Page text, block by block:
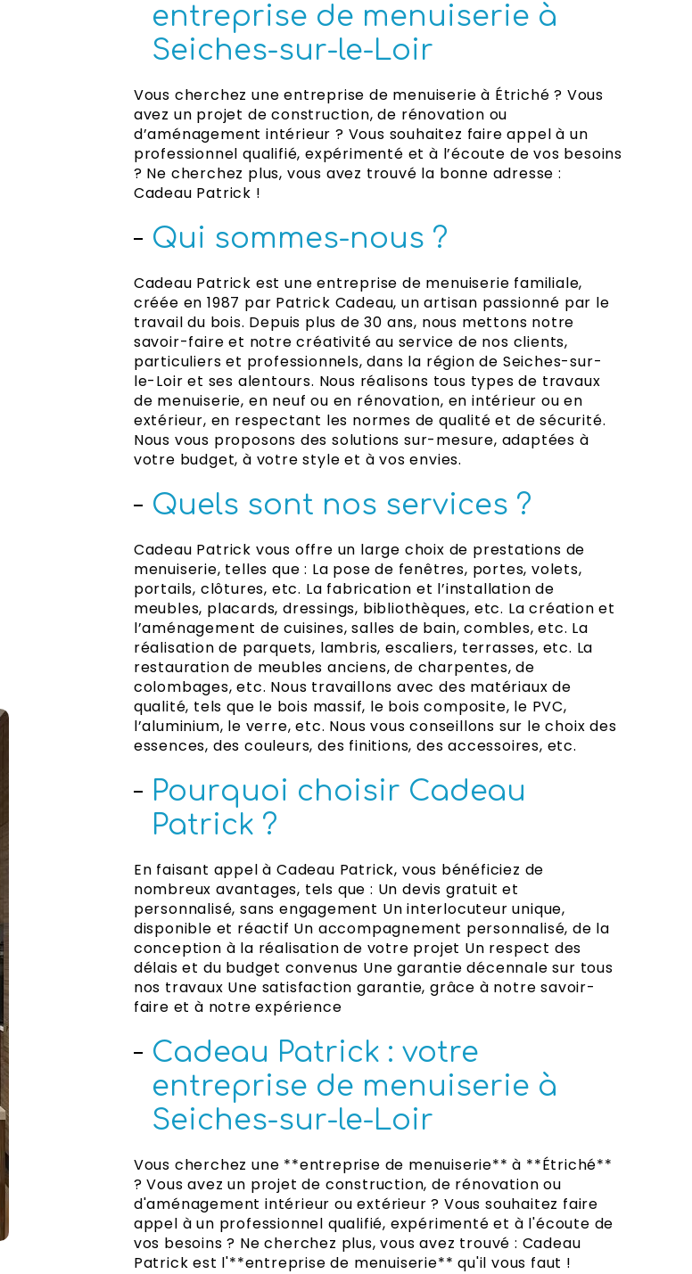
entreprise de menuiserie à
Seiches-sur-le-Loir
Vous cherchez une entreprise de menuiserie à Étriché ? Vous
avez un projet de construction, de rénovation ou
d’aménagement intérieur ? Vous souhaitez faire appel à un
professionnel qualifié, expérimenté et à l’écoute de vos besoins
? Ne cherchez plus, vous avez trouvé la bonne adresse :
Cadeau Patrick !
Qui sommes-nous ?
Cadeau Patrick est une entreprise de menuiserie familiale,
créée en 1987 par Patrick Cadeau, un artisan passionné par le
travail du bois. Depuis plus de 30 ans, nous mettons notre
savoir-faire et notre créativité au service de nos clients,
particuliers et professionnels, dans la région de Seiches-sur-
le-Loir et ses alentours. Nous réalisons tous types de travaux
de menuiserie, en neuf ou en rénovation, en intérieur ou en
extérieur, en respectant les normes de qualité et de sécurité.
Nous vous proposons des solutions sur-mesure, adaptées à
votre budget, à votre style et à vos envies.
Quels sont nos services ?
Cadeau Patrick vous offre un large choix de prestations de
menuiserie, telles que : La pose de fenêtres, portes, volets,
portails, clôtures, etc. La fabrication et l’installation de
meubles, placards, dressings, bibliothèques, etc. La création et
l’aménagement de cuisines, salles de bain, combles, etc. La
réalisation de parquets, lambris, escaliers, terrasses, etc. La
restauration de meubles anciens, de charpentes, de
colombages, etc. Nous travaillons avec des matériaux de
qualité, tels que le bois massif, le bois composite, le PVC,
l’aluminium, le verre, etc. Nous vous conseillons sur le choix des
essences, des couleurs, des finitions, des accessoires, etc.
Pourquoi choisir Cadeau
Patrick ?
En faisant appel à Cadeau Patrick, vous bénéficiez de
nombreux avantages, tels que : Un devis gratuit et
personnalisé, sans engagement Un interlocuteur unique,
disponible et réactif Un accompagnement personnalisé, de la
conception à la réalisation de votre projet Un respect des
délais et du budget convenus Une garantie décennale sur tous
nos travaux Une satisfaction garantie, grâce à notre savoir-
faire et à notre expérience
Cadeau Patrick : votre
entreprise de menuiserie à
Seiches-sur-le-Loir
Vous cherchez une **entreprise de menuiserie** à **Étriché**
? Vous avez un projet de construction, de rénovation ou
d'aménagement intérieur ou extérieur ? Vous souhaitez faire
appel à un professionnel qualifié, expérimenté et à l'écoute de
vos besoins ? Ne cherchez plus, vous avez trouvé : Cadeau
Patrick est l'**entreprise de menuiserie** qu'il vous faut !